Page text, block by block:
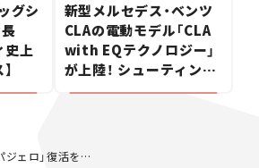
グシ
上
新型メルセデス・ベンツ
CLAの電動モデル「CLA
with EQテクノロジー」
が上陸！ シューティング
ブレークも発売【新車ニ
シャープなライト意匠で大胆進化か？ ティザー画像を公開【新車ニュース】